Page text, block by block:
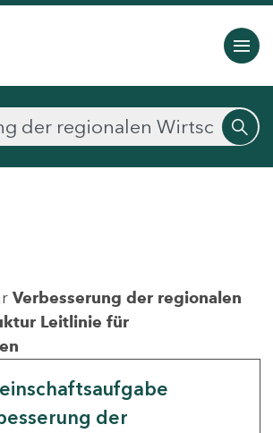
Verbesserung der regionalen
Leitlinie für
der